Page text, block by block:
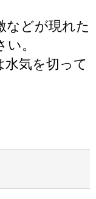
などが現れた
。
水気を切って